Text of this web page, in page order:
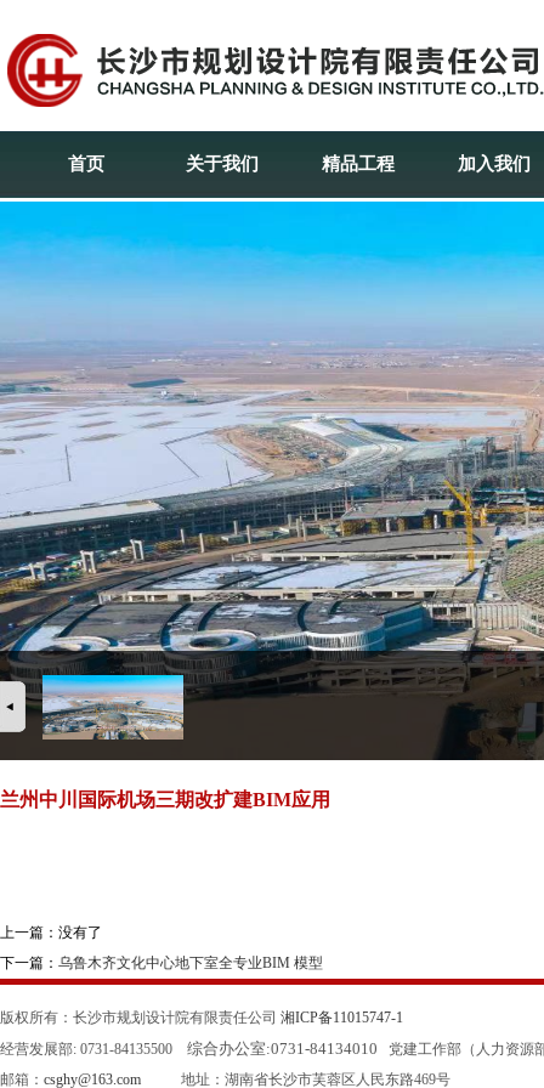
首页 关于我们 精品工程 加入我们
兰州中川国际机场三期改扩建BIM应用
上一篇：没有了
下一篇： 乌鲁木齐文化中心地下室全专业BIM 模型
版权所有：长沙市规划设计院有限责任公司 湘ICP备11015747-1
经营发展部: 0731-84135500 综合办公室:0731-84134010
党建工作部（人力资源
邮箱： csghy@163.com 地址：湖南省长沙市芙蓉区人民东路469号